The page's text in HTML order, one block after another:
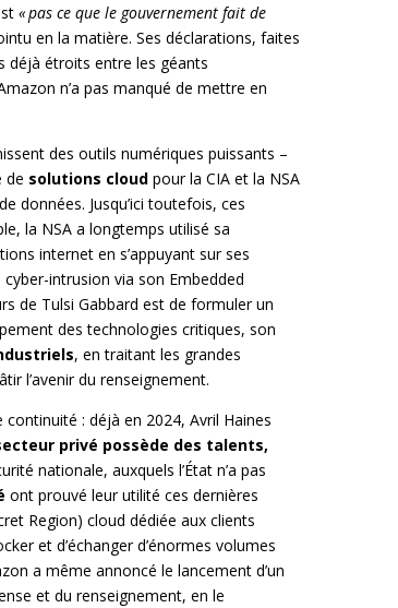
« pas ce que le gouvernement fait de
en la matière. Ses déclarations, faites
déjà étroits entre les géants
n’a pas manqué de mettre en
des outils numériques puissants –
de solutions cloud pour la CIA et la NSA
données. Jusqu’ici toutefois, ces
la NSA a longtemps utilisé sa
internet en s’appuyant sur ses
intrusion via son Embedded
de Tulsi Gabbard est de formuler un
des technologies critiques, son
, en traitant les grandes
l’avenir du renseignement.
: déjà en 2024, Avril Haines
privé possède des talents,
nationale, auxquels l’État n’a pas
ont prouvé leur utilité ces dernières
Region) cloud dédiée aux clients
et d’échanger d’énormes volumes
a même annoncé le lancement d’un
et du renseignement, en le